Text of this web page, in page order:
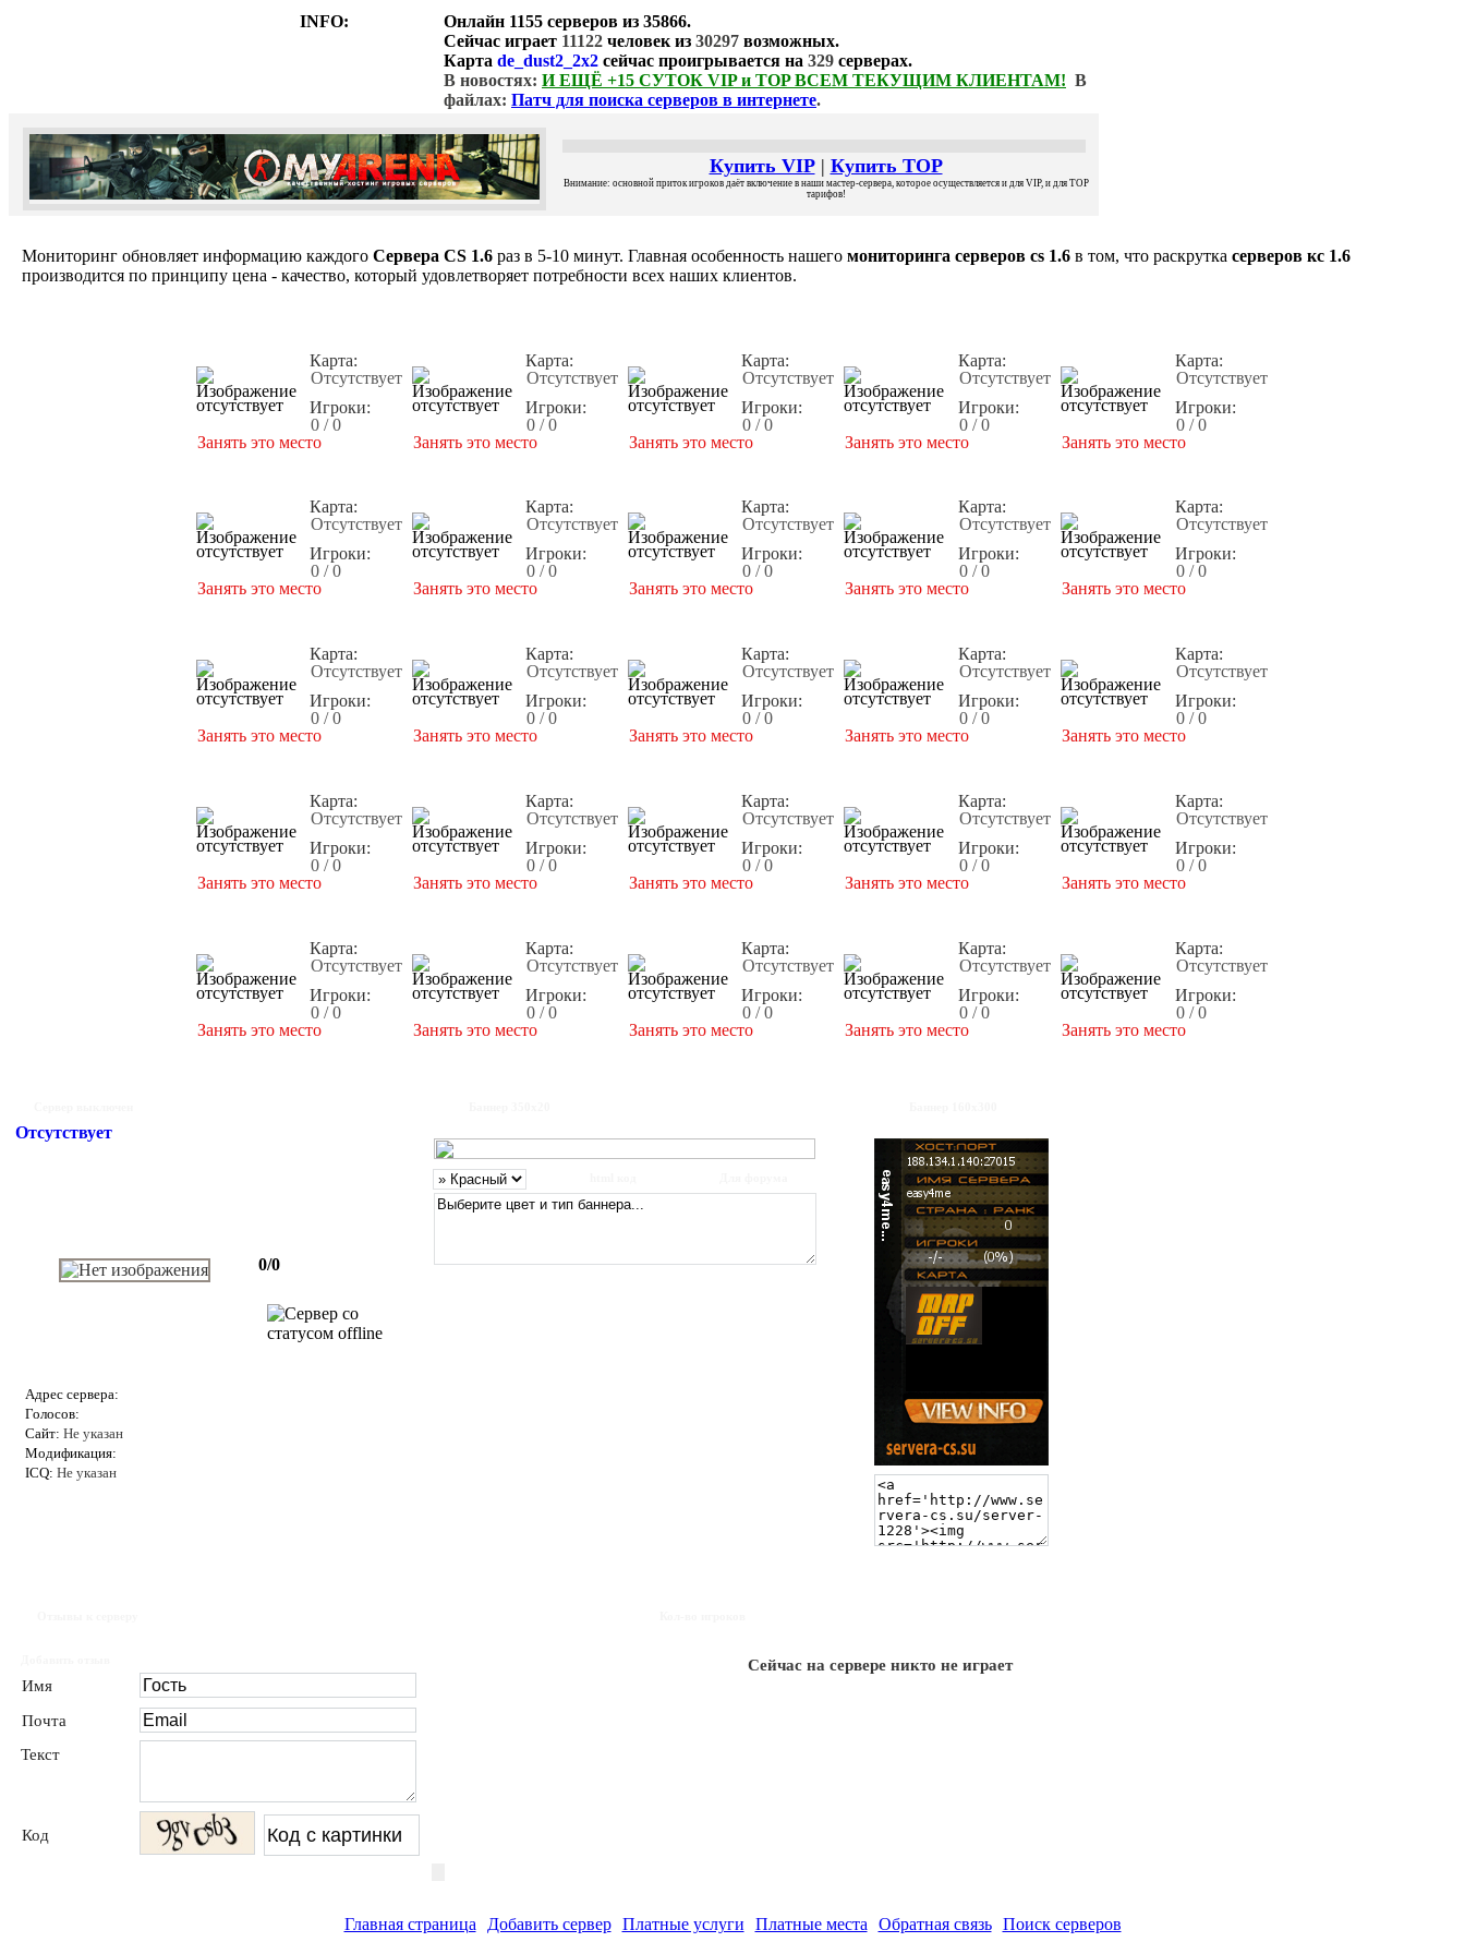
INFO: Онлайн 1155 серверов из 35866.
Сейчас играет 11122 человек из 30297 возможных.
Карта de_dust2_2x2 сейчас проигрывается на 329 серверах.
В новостях: И ЕЩЁ +15 СУТОК VIP и TOP ВСЕМ ТЕКУЩИМ КЛИЕНТАМ! В
файлах: Патч для поиска серверов в интернете.
Купить VIP| Купить TOP
Внимание: основной приток игроков даёт включение в наши мастер-сервера, которое осуществляется и для VIP, и для TOP
тарифов!
Мониторинг обновляет информацию каждого Сервера CS 1.6 раз в 5-10 минут. Главная особенность нашего мониторинга серверов cs 1.6 в том, что раскрутка серверов кс 1.6
производится по принципу цена - качество, который удовлетворяет потребности всех наших клиентов.
Карта:
Отсутствует
Игроки:
0 / 0
Занять это место
Карта:
Отсутствует
Игроки:
0 / 0
Занять это место
Карта:
Отсутствует
Игроки:
0 / 0
Занять это место
Карта:
Отсутствует
Игроки:
0 / 0
Занять это место
Карта:
Отсутствует
Игроки:
0 / 0
Занять это место
Карта:
Отсутствует
Игроки:
0 / 0
Занять это место
Карта:
Отсутствует
Игроки:
0 / 0
Занять это место
Карта:
Отсутствует
Игроки:
0 / 0
Занять это место
Карта:
Отсутствует
Игроки:
0 / 0
Занять это место
Карта:
Отсутствует
Игроки:
0 / 0
Занять это место
Карта:
Отсутствует
Игроки:
0 / 0
Занять это место
Карта:
Отсутствует
Игроки:
0 / 0
Занять это место
Карта:
Отсутствует
Игроки:
0 / 0
Занять это место
Карта:
Отсутствует
Игроки:
0 / 0
Занять это место
Карта:
Отсутствует
Игроки:
0 / 0
Занять это место
Карта:
Отсутствует
Игроки:
0 / 0
Занять это место
Карта:
Отсутствует
Игроки:
0 / 0
Занять это место
Карта:
Отсутствует
Игроки:
0 / 0
Занять это место
Карта:
Отсутствует
Игроки:
0 / 0
Занять это место
Карта:
Отсутствует
Игроки:
0 / 0
Занять это место
Карта:
Отсутствует
Игроки:
0 / 0
Занять это место
Карта:
Отсутствует
Игроки:
0 / 0
Занять это место
Карта:
Отсутствует
Игроки:
0 / 0
Занять это место
Карта:
Отсутствует
Игроки:
0 / 0
Занять это место
Карта:
Отсутствует
Игроки:
0 / 0
Занять это место
Отсутствует
0/0
Адрес сервера:
Голосов:
Сайт: Не указан
Модификация:
ICQ: Не указан
Имя
Почта
Текст
Код
Сейчас на сервере никто не играет
Главная страница Добавить сервер Платные услуги Платные места Обратная связь Поиск серверов